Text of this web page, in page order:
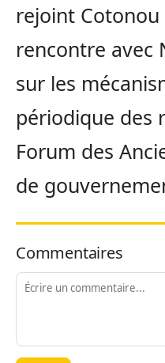
rejoint
rencontre avec
sur les
périodique des
Forum des
de
Commentaires